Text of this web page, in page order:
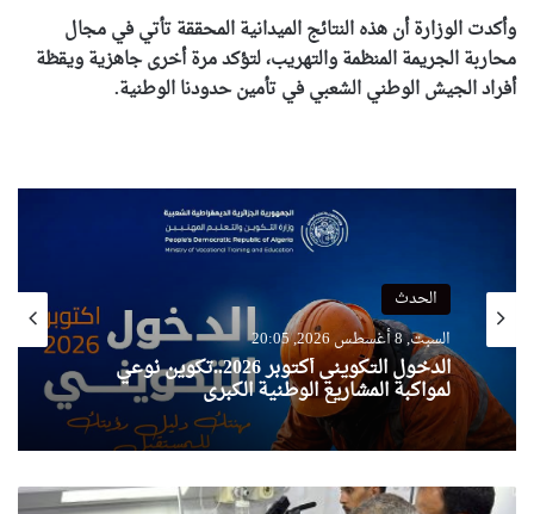
وأكدت الوزارة أن هذه النتائج الميدانية المحققة تأتي في مجال
محاربة الجريمة المنظمة والتهريب، لتؤكد مرة أخرى جاهزية ويقظة
أفراد الجيش الوطني الشعبي في تأمين حدودنا الوطنية.
الحدث
السبت, 8 أغسطس 2026, 20:05
الدخول التكويني أكتوبر 2026..تكوين نوعي
لمواكبة المشاريع الوطنية الكبرى
تجنيد